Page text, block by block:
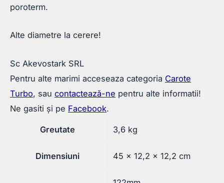
poroterm.
Alte diametre la cerere!
Sc Akevostark SRL
Pentru alte marimi acceseaza categoria Carote
Turbo, sau contactează-ne pentru alte informatii!
Ne gasiti și pe Facebook.
Greutate 3,6 kg
Dimensiuni 45 × 12,2 × 12,2 cm